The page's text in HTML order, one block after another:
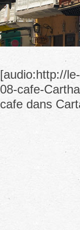
[audio:http://
08-cafe-
cafe dans